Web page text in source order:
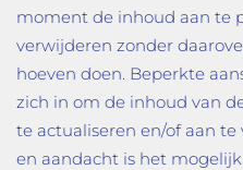
moment de inhoud aan te
verwijderen zonder
hoeven doen. Beperkte
zich in om de inhoud van
te actualiseren en/of aan
en aandacht is het